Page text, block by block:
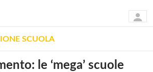
SCUOLA
le ‘mega’ scuole